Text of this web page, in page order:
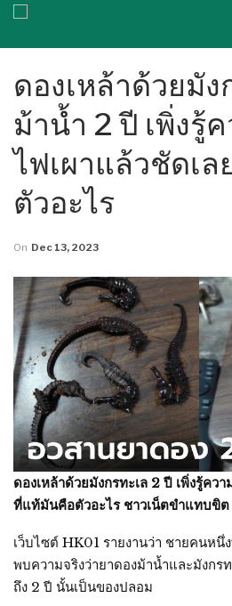
ดองเหล้าด้วยมัง
ม้าน้ำ 2 ปี เพิ่งรู้
ไฟเผาแล้วชัดเ
ตัวอะไร
On Dec 13, 2023
ดองเหล้าด้วยมังกรทะเล 2 ปี เพิ่งรู้คว
ที่แท้มันคือตัวอะไร ชาวเน็ตขำแทบขิต
เว็บไซต์ HK01 รายงานว่า ชายคนหนึ่
พบความจริงว่ายาดองม้าน้ำและมังกร
ถึง 2 ปี นั้นเป็นของปลอม